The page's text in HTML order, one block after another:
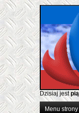
Dzisiaj jest
Menu strony